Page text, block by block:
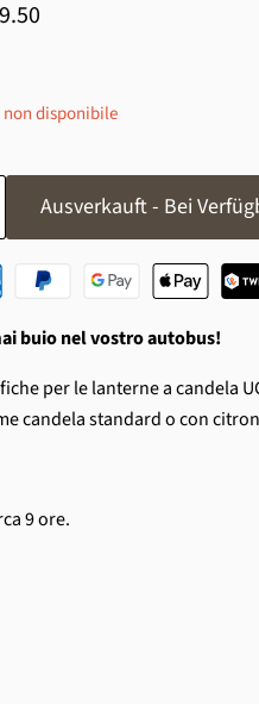
disponibile
Ausverkauft - Bei
buio nel vostro autobus!
per le lanterne a candela
candela standard o con
9 ore.